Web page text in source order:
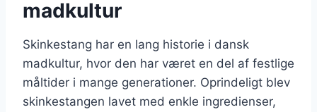
madkultur
Skinkestang har en lang historie i dansk
madkultur, hvor den har været en del af festlige
måltider i mange generationer. Oprindeligt blev
skinkestangen lavet med enkle ingredienser,